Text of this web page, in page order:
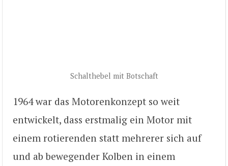
Schalthebel mit Botschaft
1964 war das Motorenkonzept so weit
entwickelt, dass erstmalig ein Motor mit
einem rotierenden statt mehrerer sich auf
und ab bewegender Kolben in einem